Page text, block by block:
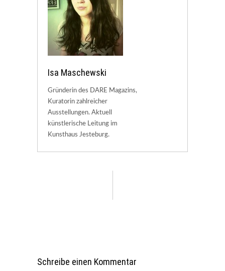
Isa Maschewski
Gründerin des DARE Magazins,
Kuratorin zahlreicher
Ausstellungen. Aktuell
künstlerische Leitung im
Kunsthaus Jesteburg.
Schreibe einen Kommentar